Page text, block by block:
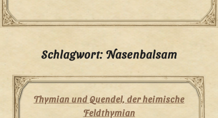
Schlagwort: Nasenbalsam
Thymian und Quendel, der heimische
Feldthymian